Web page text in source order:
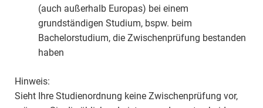
(auch außerhalb Europas) bei einem
grundständigen Studium, bspw. beim
Bachelorstudium, die Zwischenprüfung bestanden
haben
Hinweis:
Sieht Ihre Studienordnung keine Zwischenprüfung vor,